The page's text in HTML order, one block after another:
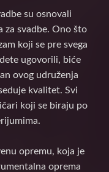
su osnovali
za svadbe. Ono što
koji se pre svega
ugovorili, biće
ovog udruženja
kvalitet. Svi
koji se biraju po
opremu, koja je
oprema